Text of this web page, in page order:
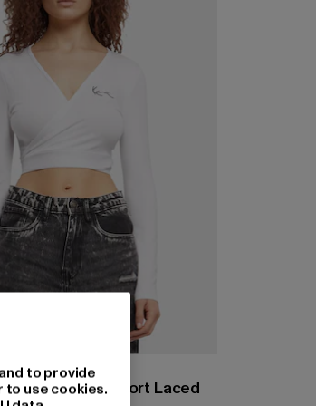
Essential Short Laced
to provide
use cookies.